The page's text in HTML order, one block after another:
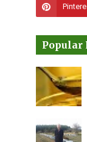
Popular